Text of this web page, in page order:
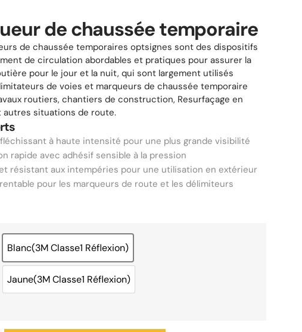
de chaussée temporaire
de chaussée temporaires optsignes sont des dispositifs
de circulation abordables et pratiques pour assurer la
pour le jour et la nuit, qui sont largement utilisés
de voies et marqueurs de chaussée temporaire
routiers, chantiers de construction, Resurfaçage en
autres situations de route.
à haute intensité pour une plus grande visibilité
rapide avec adhésif sensible à la pression
résistant aux intempéries pour une utilisation en extérieur
pour les marqueurs de route et les délimiteurs
Blanc(3M Classe1 Réflexion)
Blanc(3M Classe1 Réflexion)
Jaune(3M Classe1 Réflexion)
Jaune(3M Classe1 Réflexion)